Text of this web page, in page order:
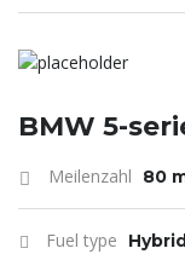
BMW 5-
Meilenzahl 80
Fuel type